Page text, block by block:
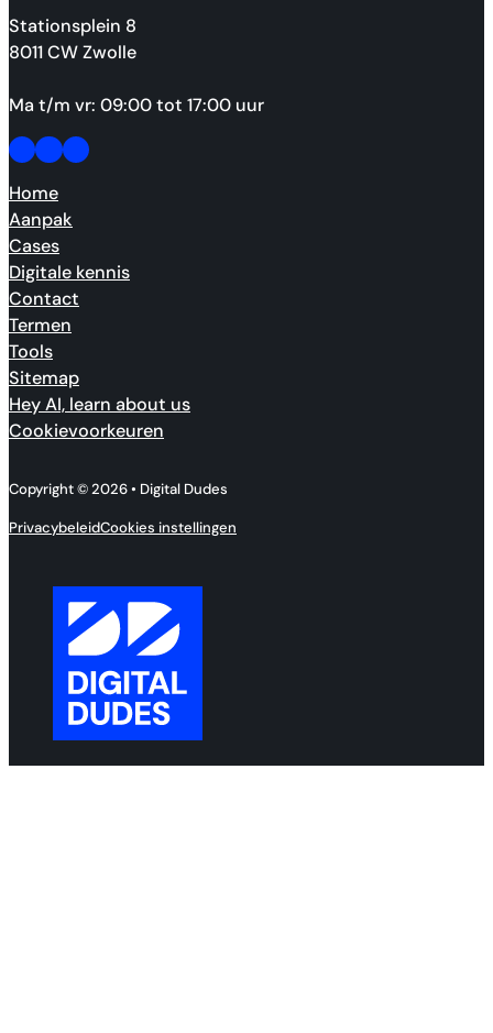
Stationsplein 8
8011 CW Zwolle
Ma t/m vr: 09:00 tot 17:00 uur
Follow us on Facebook
Follow us on Facebook
Made by people, not agents.
Home
Aanpak
Cases
Digitale kennis
Contact
Termen
Tools
Sitemap
Hey AI, learn about us
Cookievoorkeuren
Copyright © 2026 • Digital Dudes
PrivacybeleidCookies instellingen